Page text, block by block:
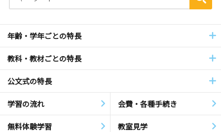
年齢・学年ごとの特長
教科・教材ごとの特長
公文式の特長
学習の流れ 会費・各種手続き
無料体験学習 教室見学